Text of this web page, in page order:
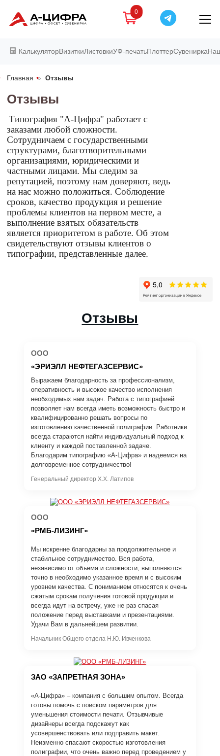
0
КалькуляторВизиткиЛистовкиУФ-печатьПлоттерСувенирка
Главная » Отзывы
Отзывы
Типография "А-Цифра" работает с
заказами любой сложности.
Сотрудничаем с государственными
структурами, благотворительными
организациями, юридическими и
частными лицами. Мы следим за
репутацией, поэтому нам доверяют, ведь
на нас можно положиться. Соблюдение
сроков, качество продукция и решение
проблемы клиентов на первом месте, а
выполнение взятых обязательств
является приоритетом в работе. Об этом
свидетельствуют отзывы клиентов о
типографии, представленные далее.
Отзывы
ООО
«ЭРИЭЛЛ НЕФТЕГАЗСЕРВИС»
Выражаем благодарность за профессионализм,
оперативность и высокое качество исполнения
необходимых нам задач. Работа с типографией
позволяет нам всегда иметь возможность быстро и
квалифицированно решать вопросы по
изготовлению качественной полиграфии. Работники
всегда стараются найти индивидуальный подход к
клиенту и каждой поставленной задаче.
Благодарим типографию «А-Цифра» и надеемся на
долговременное сотрудничество!
Генеральный директор Х.Х. Латипов
ООО
«РМБ-ЛИЗИНГ»
Мы искренне благодарны за продолжительное и
стабильное сотрудничество. Вся работа,
независимо от объема и сложности, выполняются
точно в необходимо указанное время и с высоким
уровнем качества. С пониманием относятся к очень
сжатым срокам получения готовой продукции и
всегда идут на встречу, уже не раз спасая
положение перед выставками и презентациями.
Удачи Вам в дальнейшем развитии.
Начальник Общего отдела Н.Ю. Ивченкова
ЗАО «ЗАПРЕТНАЯ ЗОНА»
«А-Цифра» – компания с большим опытом. Всегда
готовы помочь с поиском параметров для
уменьшения стоимости печати. Отзывчивые
дизайнеры всегда подскажут как
усовершенствовать или подправить макет.
Неизменно спасают скоростью изготовления
полиграфии, что очень важно перед проведением у